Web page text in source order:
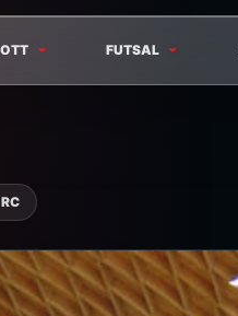
FUTSAL